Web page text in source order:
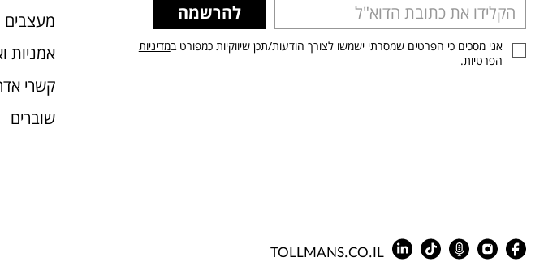
להרשמה
אני מסכים כי הפרטים שמסרתי ישמשו לצורך הודעות/תכן שיווקיות כמפורט במדיניות
הפרטיות.
TOLLMANS.CO.IL
מעצבים
אמניות
קשרי
שוברים